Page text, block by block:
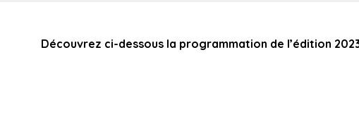
Découvrez ci-dessous la programmation de l’édition